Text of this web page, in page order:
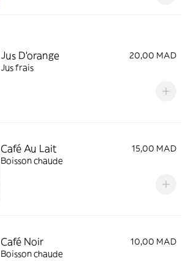
Jus D'orange
20,00 MAD
Jus frais
Café Au Lait
15,00 MAD
Boisson chaude
Café Noir
10,00 MAD
Boisson chaude